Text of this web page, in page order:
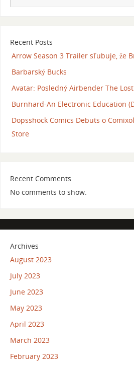
Recent Posts
Arrow Season 3 Trailer sľubuje, že
Barbarský Bucks
Avatar: Posledný Airbender The
Burnhard-An Electronic Education
Dopsshock Comics Debuts o
Store
Recent Comments
No comments to show.
Archives
August 2023
July 2023
June 2023
May 2023
April 2023
March 2023
February 2023